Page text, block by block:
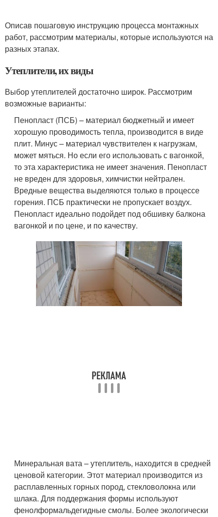
Описав пошаговую инструкцию процесса монтажных
работ, рассмотрим материалы, которые используются на
разных этапах.
Утеплители, их виды
Выбор утеплителей достаточно широк. Рассмотрим
возможные варианты:
Пенопласт (ПСБ) – материал бюджетный и имеет
хорошую проводимость тепла, производится в виде
плит. Минус – материал чувствителен к нагрузкам,
может мяться. Но если его использовать с вагонкой,
то эта характеристика не имеет значения. Пенопласт
не вреден для здоровья, химчистки нейтрален.
Вредные вещества выделяются только в процессе
горения. ПСБ практически не пропускает воздух.
Пенопласт идеально подойдет под обшивку балкона
вагонкой и по цене, и по качеству.
Минеральная вата – утеплитель, находится в средней
ценовой категории. Этот материал производится из
расплавленных горных пород, стекловолокна или
шлака. Для поддержания формы используют
фенолформальдегидные смолы. Более экологически